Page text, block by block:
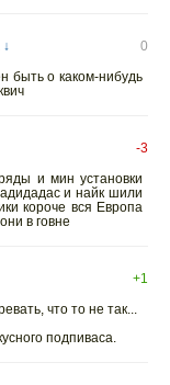
0
быть о каком-нибудь
-3
и мин установки
и найк шили
короче вся Европа
в говне
+1
что то не так...
подпиваса.